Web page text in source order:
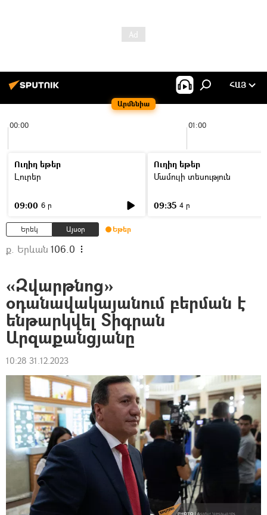
Արմենիա
ՀԱՅ
00:00 01:00
Ուղիղ եթեր
Լուրեր
09:00 6 ր
Ուղիղ եթեր
Մամուլի տեսություն
09:35 4 ր
Երեկ Այսօր Եթեր
ք. Երևան 106.0
«Զվարթնոց»
օդանավակայանում բերման է
ենթարկվել Տիգրան
Արզաքանցյանը
10:28 31.12.2023